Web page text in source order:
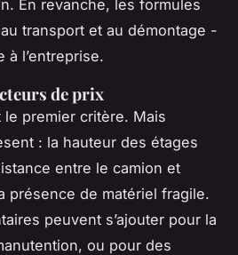
En revanche, les formules
transport et au démontage -
à l’entreprise.
de prix
le premier critère. Mais
: la hauteur des étages
entre le camion et
présence de matériel fragile.
peuvent s’ajouter pour la
ou pour des